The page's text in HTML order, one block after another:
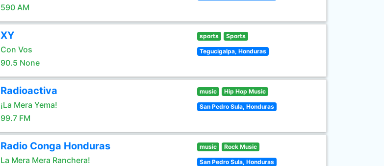
590 AM
XY
Con Vos
90.5 None
sports Sports
Tegucigalpa, Honduras
Radioactiva
¡La Mera Yema!
99.7 FM
music Hip Hop Music
San Pedro Sula, Honduras
Radio Conga Honduras
La Mera Mera Ranchera!
music Rock Music
San Pedro Sula, Honduras